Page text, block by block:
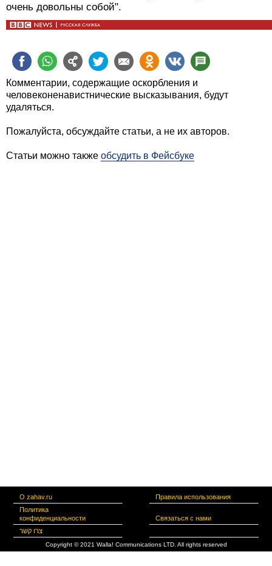
очень довольны собой".
Комментарии, содержащие оскорбления и
человеконенавистнические высказывания, будут
удаляться.
Пожалуйста, обсуждайте статьи, а не их авторов.
Статьи можно также обсудить в Фейсбуке
О zahav.ru
Правила использования
Политика
конфиденциальности
Связаться с нами
צרו קשר
Copyright © 2021 Walla! Communications LTD. All rights reserved